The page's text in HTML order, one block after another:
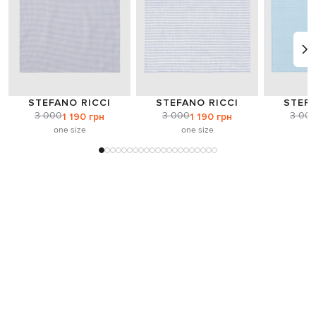
STEFANO RICCI
3 0001 190 грн
one size
STEFANO RICCI
3 0001 190 грн
one size
3